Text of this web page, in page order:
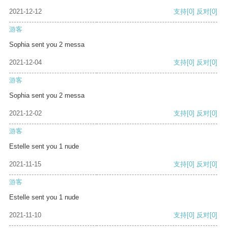
2021-12-12 支持[0] 反对[0]
游客
Sophia sent you 2 messa
2021-12-04 支持[0] 反对[0]
游客
Sophia sent you 2 messa
2021-12-02 支持[0] 反对[0]
游客
Estelle sent you 1 nude
2021-11-15 支持[0] 反对[0]
游客
Estelle sent you 1 nude
2021-11-10 支持[0] 反对[0]